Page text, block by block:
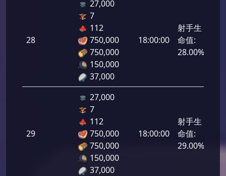
28
27,000
7
112
750,000
750,000
150,000
37,000
18:00:00
射手生
命值:
28.00%
29
27,000
7
112
750,000
750,000
150,000
37,000
18:00:00
射手生
命值:
29.00%